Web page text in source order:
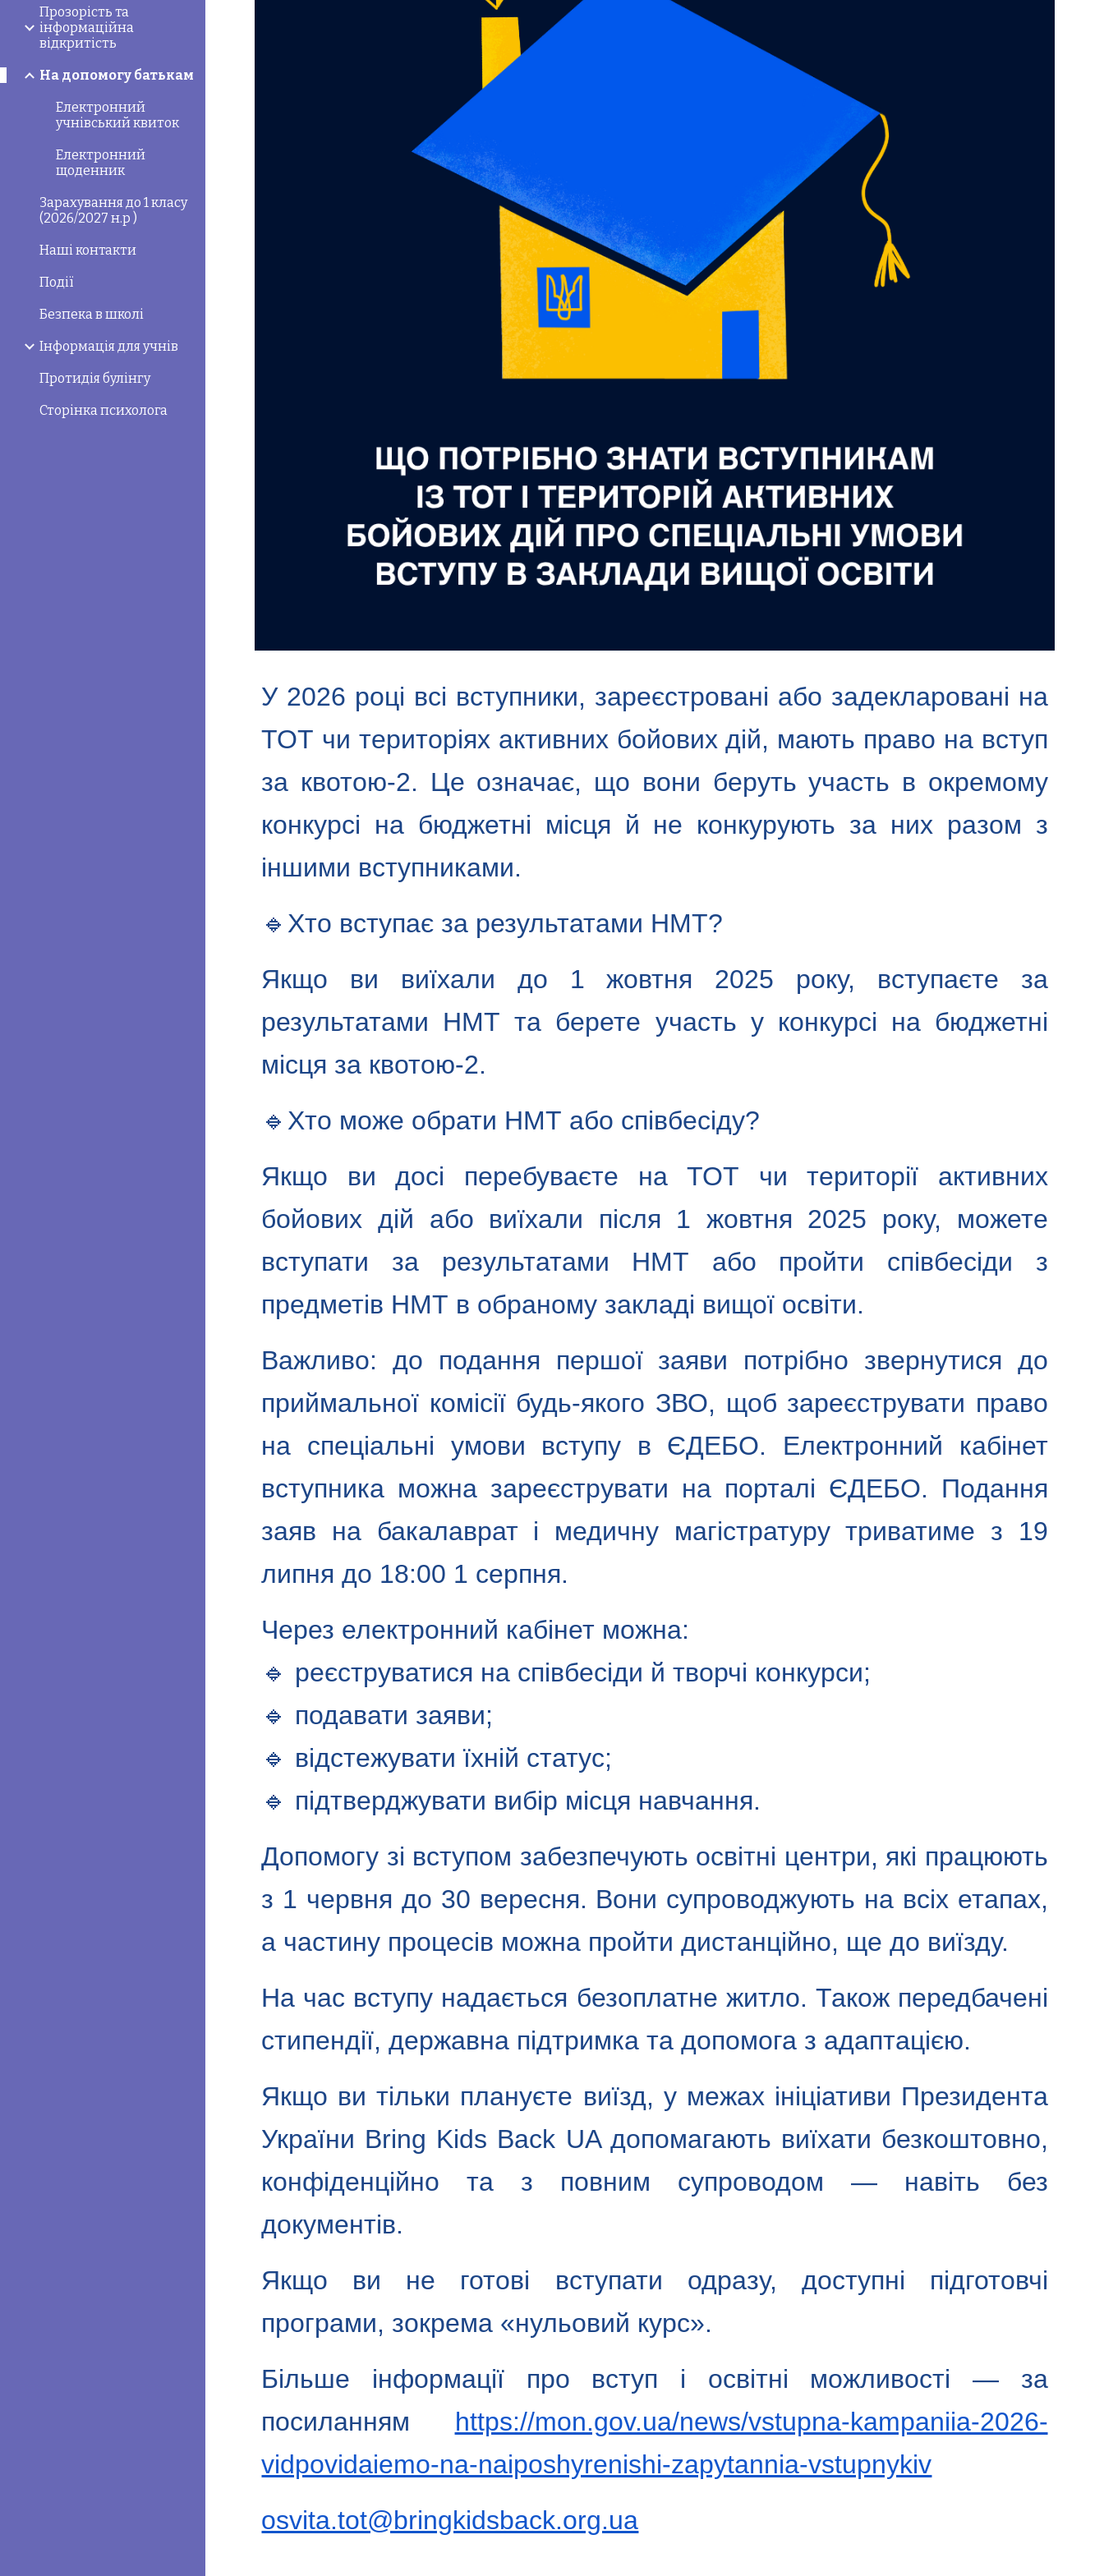
Прозорість та
інформаційна
відкритість
На допомогу батькам
Електронний
учнівський квиток
Електронний
щоденник
Зарахування до 1 класу
(2026/2027 н.р )
Наші контакти
Події
Безпека в школі
Інформація для учнів
Протидія булінгу
Сторінка психолога
У 2026 році всі вступники, зареєстровані або задекларовані на
ТОТ чи територіях активних бойових дій, мають право на вступ
за квотою-2. Це означає, що вони беруть участь в окремому
конкурсі на бюджетні місця й не конкурують за них разом з
іншими вступниками.
🔹Хто вступає за результатами НМТ?
Якщо ви виїхали до 1 жовтня 2025 року, вступаєте за
результатами НМТ та берете участь у конкурсі на бюджетні
місця за квотою-2.
🔹Хто може обрати НМТ або співбесіду?
Якщо ви досі перебуваєте на ТОТ чи території активних
бойових дій або виїхали після 1 жовтня 2025 року, можете
вступати за результатами НМТ або пройти співбесіди з
предметів НМТ в обраному закладі вищої освіти.
Важливо: до подання першої заяви потрібно звернутися до
приймальної комісії будь-якого ЗВО, щоб зареєструвати право
на спеціальні умови вступу в ЄДЕБО. Електронний кабінет
вступника можна зареєструвати на порталі ЄДЕБО. Подання
заяв на бакалаврат і медичну магістратуру триватиме з 19
липня до 18:00 1 серпня.
Через електронний кабінет можна:
🔹 реєструватися на співбесіди й творчі конкурси;
🔹 подавати заяви;
🔹 відстежувати їхній статус;
🔹 підтверджувати вибір місця навчання.
Допомогу зі вступом забезпечують освітні центри, які працюють
з 1 червня до 30 вересня. Вони супроводжують на всіх етапах,
а частину процесів можна пройти дистанційно, ще до виїзду.
На час вступу надається безоплатне житло. Також передбачені
стипендії, державна підтримка та допомога з адаптацією.
Якщо ви тільки плануєте виїзд, у межах ініціативи Президента
України Bring Kids Back UA допомагають виїхати безкоштовно,
конфіденційно та з повним супроводом — навіть без
документів.
Якщо ви не готові вступати одразу, доступні підготовчі
програми, зокрема «нульовий курс».
Більше інформації про вступ і освітні можливості — за
посиланням
https://mon.gov.ua/news/vstupna-kampaniia-2026-
vidpovidaiemo-na-naiposhyrenishi-zapytannia-vstupnykiv
osvita.tot@bringkidsback.org.ua